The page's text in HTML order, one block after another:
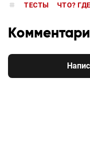
ТЕСТЫ ЧТО?